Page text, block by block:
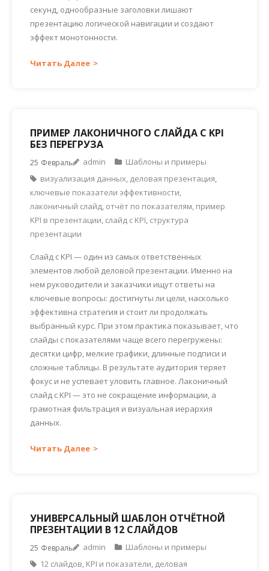
секунд, однообразные заголовки лишают
презентацию логической навигации и создают
эффект монотонности.
Читать Далее
ПРИМЕР ЛАКОНИЧНОГО СЛАЙДА С KPI
БЕЗ ПЕРЕГРУЗА
25 Февраль admin
Шаблоны и примеры
визуализация данных деловая презентация
ключевые показатели эффективности
лаконичный слайд отчёт по показателям пример
KPI в презентации слайд с KPI структура
презентации
Слайд с KPI — один из самых ответственных
элементов любой деловой презентации. Именно на
нем руководители и заказчики ищут ответы на
ключевые вопросы: достигнуты ли цели, насколько
эффективна стратегия и стоит ли продолжать
выбранный курс. При этом практика показывает, что
слайды с показателями чаще всего перегружены:
десятки цифр, мелкие графики, длинные подписи и
сложные таблицы. В результате аудитория теряет
фокус и не успевает уловить главное. Лаконичный
слайд с KPI — это не сокращение информации, а
грамотная фильтрация и визуальная иерархия
данных.
Читать Далее
УНИВЕРСАЛЬНЫЙ ШАБЛОН ОТЧЁТНОЙ
ПРЕЗЕНТАЦИИ В 12 СЛАЙДОВ
25 Февраль admin
Шаблоны и примеры
12 слайдов KPI и показатели деловая